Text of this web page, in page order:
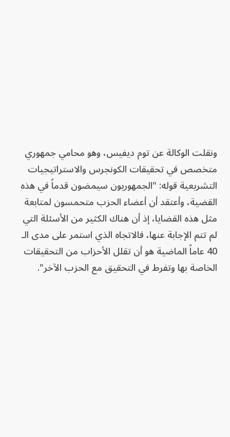
ونقلت الوكالة عن توم ديفيس، وهو محامي جمهوري
متخصص في تحقيقات الكونجرس والاستراتيجيات
التشريعية قوله: "الجمهوريون سيمضون قدماً في هذه
القضية، وأعتقد أن أعضاء الحزب متحمسون لمتابعة
مثل هذه القضايا، إذ أن هناك الكثير من الأسئلة التي
لم تتم الإجابة عنها، فالاتجاه الذي استمر على مدى الـ
40 عاماً الماضية هو أن تقلل الأحزاب من التحقيقات
الخاصة بها وتفرط في التحقيق مع الحزب الآخر".